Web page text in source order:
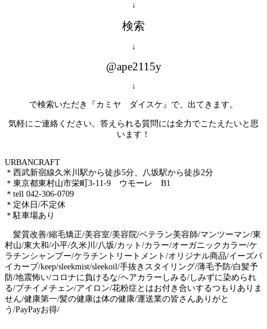
↓
検索
↓
@ape2115y
↓
で検索いただき『カミヤ ダイスケ』で、出てきます。
気軽にご連絡ください。答えられる質問には全力でこたえたいと思
います！
＊西武新宿線久米川駅から徒歩5分、八坂駅から徒歩2分
＊東京都東村山市栄町3-11-9 ウモーレ B1
＊tell 042-306-0709
＊定休日/不定休
＊駐車場あり
髪質改善/縮毛矯正/美容室/美容院/ベテラン美容師/マンツーマン/東
村山/東大和/小平/久米川/八坂/カット/カラー/オーガニックカラー/ケ
ラチンシャンプー/ケラチントリートメント/オリジナル商品/イーズバ
イカーブ/keep/sleekmist/sleekoil/手抜きスタイリング/薄毛予防/白髪予
防/地震怖い/コロナに負けるな/ヘアカラーしみる/しみずに染められ
る/プチイメチェン/アイロン/花粉症とはお付き合いするつもりありま
せん/健康第一/髪の健康は体の健康/運送業の皆さんありがと
う/PayPayお得/